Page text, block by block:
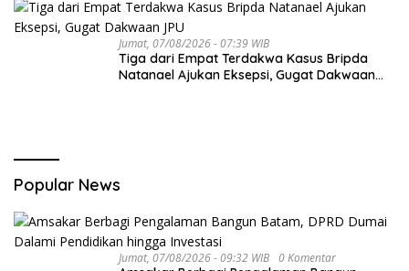
Jumat, 07/08/2026 - 07:39 WIB
Tiga dari Empat Terdakwa Kasus Bripda
Natanael Ajukan Eksepsi, Gugat Dakwaan
Popular News
Jumat, 07/08/2026 - 09:32 WIB 0 Komentar